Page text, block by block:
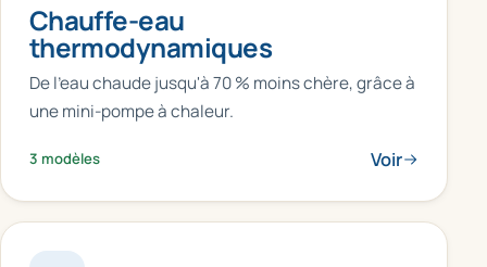
Chauffe-eau
thermodynamiques
De l'eau chaude jusqu'à 70 % moins chère, grâce à
une mini-pompe à chaleur.
3 modèles Voir